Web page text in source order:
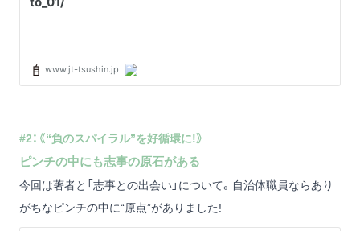
#2：《“負のスパイラル”を好循環に!》
ピンチの中にも志事の原石がある
今回は著者と「志事との出会い」について。自治体職員ならあり
がちなピンチの中に“原点”がありました!